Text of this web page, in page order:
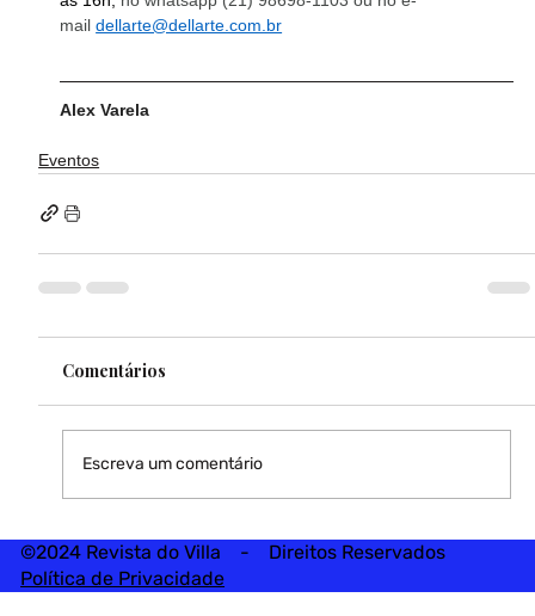
mail dellarte@dellarte.com.br
Alex Varela
Eventos
Comentários
Escreva um comentário
©2024 Revista do Villa - Direitos Reservados
Política de Privacidade